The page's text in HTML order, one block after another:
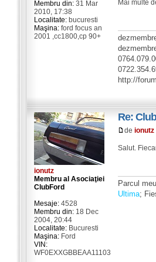
Mai multe
http://
Membru din:31 Mar
2010, 17:38
Localitate:bucuresti
Maşina:ford focus an
2001 ,cc1800,cp 90+
Re:
deionutz
Salut.
Parcul
Ultima;
ionutz
Membru al Asociaţiei
ClubFord
Mesaje:4528
Membru din:18 Dec
2004, 20:44
Localitate:Bucuresti
Maşina:Ford
VIN:
WF0EXXGBBEAA11103